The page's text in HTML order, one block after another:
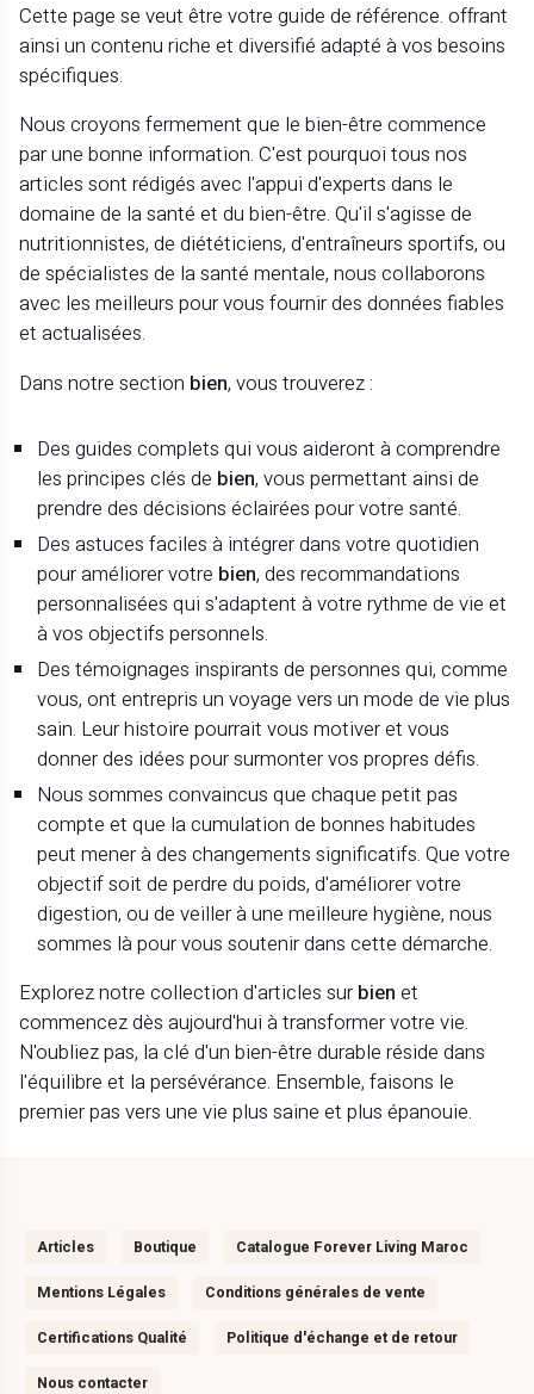
Cette page se veut être votre guide de référence. offrant
ainsi un contenu riche et diversifié adapté à vos besoins
spécifiques.
Nous croyons fermement que le bien-être commence
par une bonne information. C'est pourquoi tous nos
articles sont rédigés avec l'appui d'experts dans le
domaine de la santé et du bien-être. Qu'il s'agisse de
nutritionnistes, de diététiciens, d'entraîneurs sportifs, ou
de spécialistes de la santé mentale, nous collaborons
avec les meilleurs pour vous fournir des données fiables
et actualisées.
Dans notre section bien, vous trouverez :
Des guides complets qui vous aideront à comprendre
les principes clés de bien, vous permettant ainsi de
prendre des décisions éclairées pour votre santé.
Des astuces faciles à intégrer dans votre quotidien
pour améliorer votre bien, des recommandations
personnalisées qui s'adaptent à votre rythme de vie et
à vos objectifs personnels.
Des témoignages inspirants de personnes qui, comme
vous, ont entrepris un voyage vers un mode de vie plus
sain. Leur histoire pourrait vous motiver et vous
donner des idées pour surmonter vos propres défis.
Nous sommes convaincus que chaque petit pas
compte et que la cumulation de bonnes habitudes
peut mener à des changements significatifs. Que votre
objectif soit de perdre du poids, d'améliorer votre
digestion, ou de veiller à une meilleure hygiène, nous
sommes là pour vous soutenir dans cette démarche.
Explorez notre collection d'articles sur bien et
commencez dès aujourd'hui à transformer votre vie.
N'oubliez pas, la clé d'un bien-être durable réside dans
l'équilibre et la persévérance. Ensemble, faisons le
premier pas vers une vie plus saine et plus épanouie.
Articles Boutique Catalogue Forever Living Maroc
Mentions Légales Conditions générales de vente
Certifications Qualité Politique d'échange et de retour
Nous contacter